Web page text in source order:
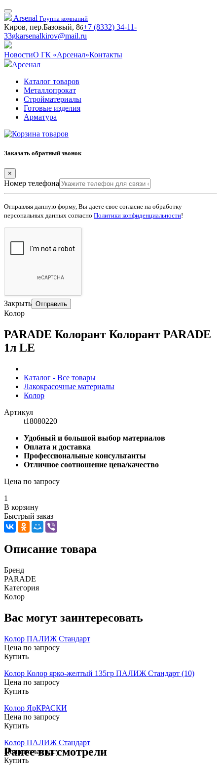
Arsenal Группа компаний
Киров, пер.Базовый, 8б+7 (8332) 34-11-
33gkarsenalkirov@mail.ru
НовостиО ГК «Арсенал»Контакты
Арсенал
Каталог товаров
Металлопрокат
Стройматериалы
Готовые изделия
Арматура
Заказать обратный звонок
×
Номер телефона
Отправляя данную форму, Вы даете свое согласие на обработку
персональных данных согласно Политики конфиденциальности!
Закрыть Отправить
Колор
PARADE Колорант Колорант PARADE
1л LE
Каталог - Все товары
Лакокрасочные материалы
Колор
Артикул
t18080220
Удобный и большой выбор материалов
Оплата и доставка
Профессиональные консультанты
Отличное соотношение цена/качество
Цена по запросу
1
В корзину
Быстрый заказ
Описание товара
Бренд
PARADE
Категория
Колор
Вас могут заинтересовать
Колор ПАЛИЖ Стандарт
Цена по запросу
Купить
Колор Колор ярко-желтый 135гр ПАЛИЖ Стандарт (10)
Цена по запросу
Купить
Колор ЯрКРАСКИ
Цена по запросу
Купить
Колор ПАЛИЖ Стандарт
Цена по запросу
Купить
Ранее вы смотрели